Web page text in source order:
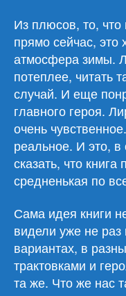
Из плюсов, то,
прямо сейчас,
атмосфера зимы.
потеплее, читать
случай. И еще
главного героя.
очень
реальное. И это,
сказать, что
средненькая по
Сама идея книги
видели уже не
вариантах, в
трактовками и
та же. Что же нас